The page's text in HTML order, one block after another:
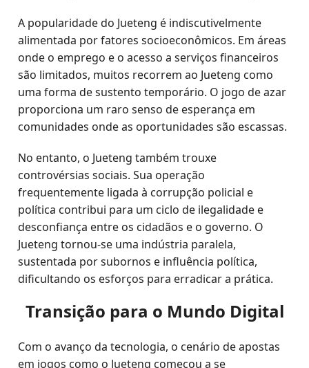
A popularidade do Jueteng é indiscutivelmente
alimentada por fatores socioeconômicos. Em áreas
onde o emprego e o acesso a serviços financeiros
são limitados, muitos recorrem ao Jueteng como
uma forma de sustento temporário. O jogo de azar
proporciona um raro senso de esperança em
comunidades onde as oportunidades são escassas.
No entanto, o Jueteng também trouxe
controvérsias sociais. Sua operação
frequentemente ligada à corrupção policial e
política contribui para um ciclo de ilegalidade e
desconfiança entre os cidadãos e o governo. O
Jueteng tornou-se uma indústria paralela,
sustentada por subornos e influência política,
dificultando os esforços para erradicar a prática.
Transição para o Mundo Digital
Com o avanço da tecnologia, o cenário de apostas
em jogos como o Jueteng começou a se